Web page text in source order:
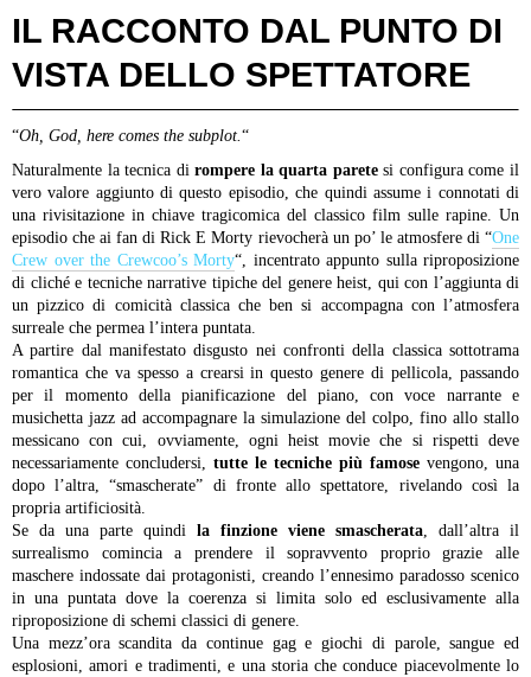
IL RACCONTO DAL PUNTO DI
VISTA DELLO SPETTATORE
“Oh, God, here comes the subplot. “
Naturalmente la tecnica dirompere la quarta paretesi configura come il
vero valore aggiunto di questo episodio, che quindi assume i connotati di
una rivisitazione in chiave tragicomica del classico film sulle rapine. Un
episodio che ai fan di Rick E Morty rievocherà un po’ le atmosfere di “One
Crew over the Crewcoo’s Morty“, incentrato appunto sulla riproposizione
di cliché e tecniche narrative tipiche del genere heist, qui con l’aggiunta di
un pizzico di comicità classica che ben si accompagna con l’atmosfera
surreale che permea l’intera puntata.
A partire dal manifestato disgusto nei confronti della classica sottotrama
romantica che va spesso a crearsi in questo genere di pellicola, passando
per il momento della pianificazione del piano, con voce narrante e
musichetta jazz ad accompagnare la simulazione del colpo, fino allo stallo
messicano con cui, ovviamente, ogni heist movie che si rispetti deve
necessariamente concludersi, tutte le tecniche più famose vengono, una
dopo l’altra, “smascherate” di fronte allo spettatore, rivelando così la
propria artificiosità.
Se da una parte quindi la finzione viene smascherata , dall’altra il
surrealismo comincia a prendere il sopravvento proprio grazie alle
maschere indossate dai protagonisti, creando l’ennesimo paradosso scenico
in una puntata dove la coerenza si limita solo ed esclusivamente alla
riproposizione di schemi classici di genere.
Una mezz’ora scandita da continue gag e giochi di parole, sangue ed
esplosioni, amori e tradimenti, e una storia che conduce piacevolmente lo